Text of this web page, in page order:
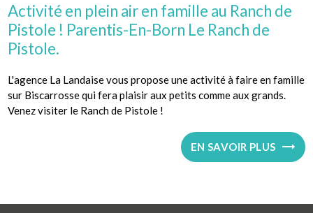
Activité en plein air en famille au Ranch de
Pistole ! Parentis-En-Born Le Ranch de
Pistole.
L'agence La Landaise vous propose une activité à faire en famille
sur Biscarrosse qui fera plaisir aux petits comme aux grands.
Venez visiter le Ranch de Pistole !
EN SAVOIR PLUS